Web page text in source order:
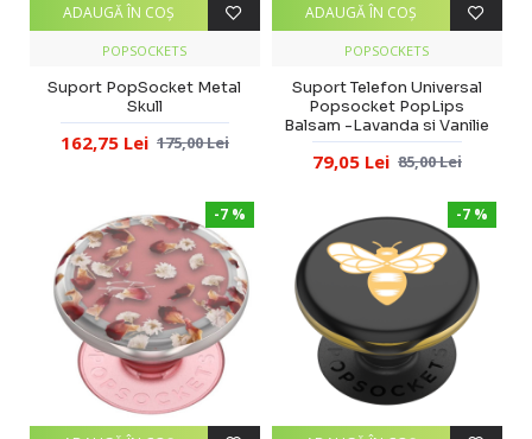
POPSOCKETS
Suport PopSocket Metal
Skull
162,75 Lei 175,00 Lei
ADAUGĂ ÎN COŞ
POPSOCKETS
Suport Telefon Universal
Popsocket PopLips
Balsam -Lavanda si Vanilie
79,05 Lei 85,00 Lei
ADAUGĂ ÎN COŞ
-7 % -7 %